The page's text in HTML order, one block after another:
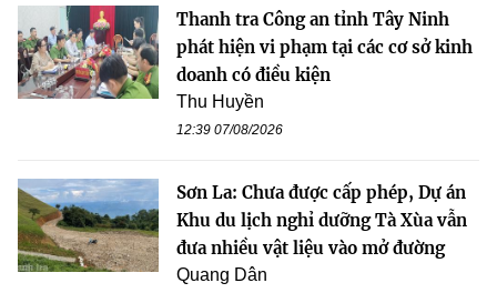
Thanh tra Công an tỉnh Tây Ninh
phát hiện vi phạm tại các cơ sở kinh
doanh có điều kiện
Thu Huyền
12:39 07/08/2026
Sơn La: Chưa được cấp phép, Dự án
Khu du lịch nghỉ dưỡng Tà Xùa vẫn
đưa nhiều vật liệu vào mở đường
Quang Dân